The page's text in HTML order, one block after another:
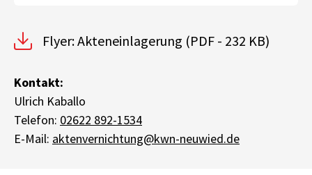
Flyer: Akteneinlagerung (PDF - 232 KB)
Kontakt:
Ulrich Kaballo
Telefon: 02622 892-1534
E-Mail: aktenvernichtung@kwn-neuwied.de